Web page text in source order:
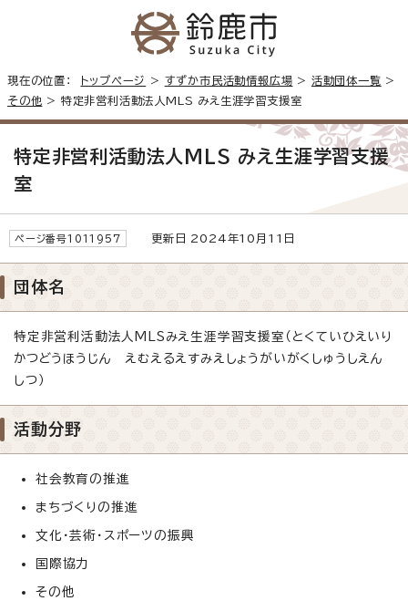
現在の位置： トップページ > すずか市民活動情報広場 > 活動団体一覧 >
その他 > 特定非営利活動法人MLS みえ生涯学習支援室
特定非営利活動法人MLS みえ生涯学習支援
室
ページ番号1011957 更新日 2024年10月11日
団体名
特定非営利活動法人MLSみえ生涯学習支援室（とくていひえいり
かつどうほうじん えむえるえすみえしょうがいがくしゅうしえん
しつ）
活動分野
社会教育の推進
まちづくりの推進
文化・芸術・スポーツの振興
国際協力
その他